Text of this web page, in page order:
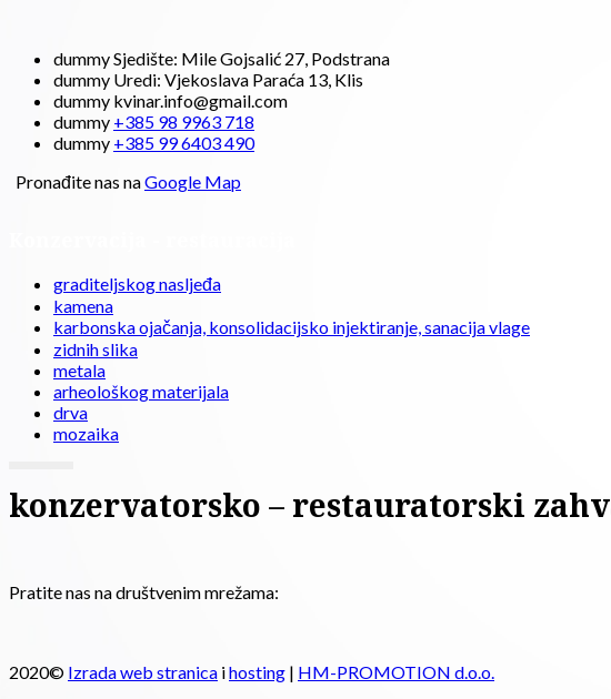
dummySjedište: Mile Gojsalić 27, Podstrana
dummy Uredi: Vjekoslava Paraća 13, Klis
dummy kvinar.info@gmail.com
dummy +385 98 9963 718
dummy +385 99 6403 490
Pronađite nas naGoogle Map
graditeljskog nasljeđa
kamena
karbonska ojačanja, konsolidacijsko injektiranje, sanacija vlage
zidnih slika
metala
arheološkog materijala
drva
mozaika
konzervatorsko – restauratorski
Pratite nas na društvenim mrežama:
2020© Izrada web stranica ihosting | HM-PROMOTION d.o.o.